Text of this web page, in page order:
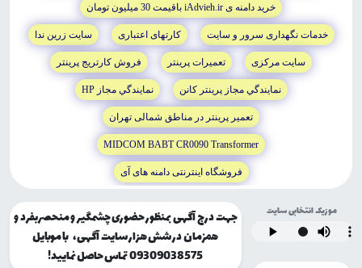
خريد دامنه ى iAdvieh.ir باقيمت 30 ميليون تومان
خدمات نگهدارى سرور و سايت کارتهاى اعتبارى سايت زرين ندا
سايت مرکزى تعميرات پرينتر فروش کارتريج پرينتر
نمايندگي مجاز پرينتر کانن نمايندگي مجاز HP
تعمير پرينتر در مناطق شمالى تهران
MIDCOM BABT CR0090 Transformer
فروشگاه اينترنتى دامنه هاى آى
موزیک انتخابی سایت
جهت درج آگهی بمنظور حضوری چشمگیر و منحصربفرد و
همزمان در شش هزار سایت آگهی، با موبایل
09309038575 تماس حاصل نمایید!